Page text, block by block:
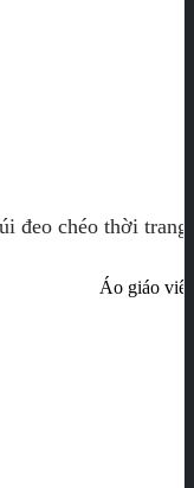
đeo chéo thời trang